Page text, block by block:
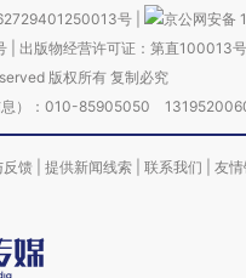
号
京公网安备
| 出版物经营许可证：第直100013号
版权所有 复制必究
息）：010-85905050
馈 提供新闻线索 联系我们 友